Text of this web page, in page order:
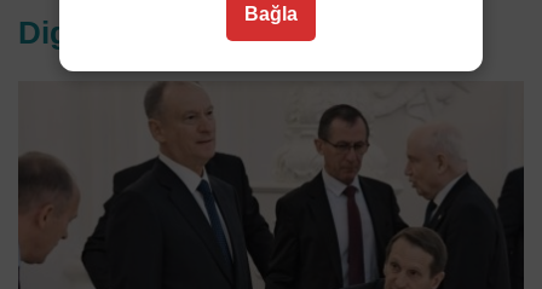
Digər xəbərlər
Bağla